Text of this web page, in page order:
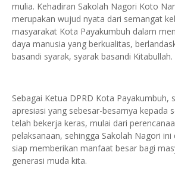
mulia. Kehadiran Sakolah Nagori Koto
merupakan wujud nyata dari semangat
masyarakat Kota Payakumbuh dalam
daya manusia yang berkualitas,
basandi syarak, syarak basandi Kitabullah.
Sebagai Ketua DPRD Kota Payakumbuh,
apresiasi yang sebesar-besarnya kepada
telah bekerja keras, mulai dari
pelaksanaan, sehingga Sakolah Nagori
siap memberikan manfaat besar bagi
generasi muda kita.